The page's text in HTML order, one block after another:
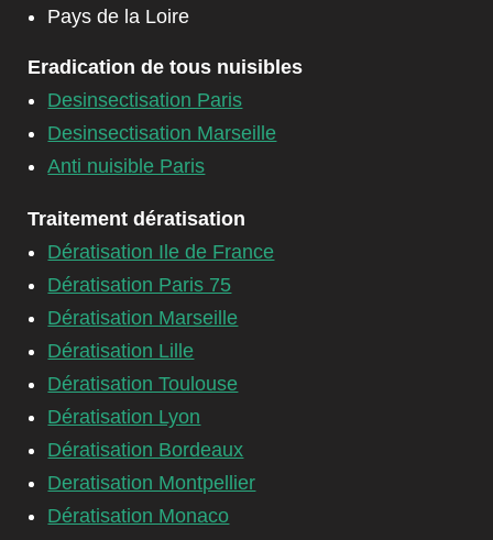
Pays de la Loire
Eradication de tous nuisibles
Desinsectisation Paris
Desinsectisation Marseille
Anti nuisible Paris
Traitement dératisation
Dératisation Ile de France
Dératisation Paris 75
Dératisation Marseille
Dératisation Lille
Dératisation Toulouse
Dératisation Lyon
Dératisation Bordeaux
Deratisation Montpellier
Dératisation Monaco